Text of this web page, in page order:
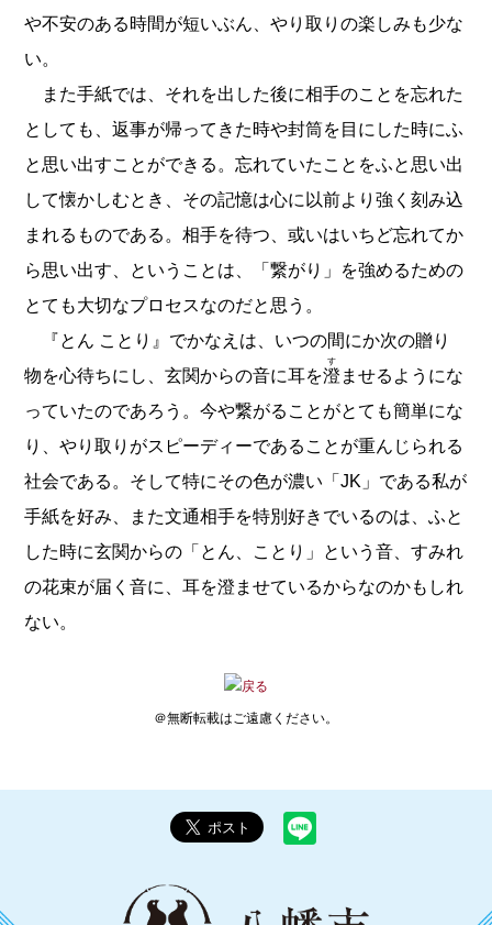
や不安のある時間が短いぶん、やり取りの楽しみも少な
い。
また手紙では、それを出した後に相手のことを忘れた
としても、返事が帰ってきた時や封筒を目にした時にふ
と思い出すことができる。忘れていたことをふと思い出
して懐かしむとき、その記憶は心に以前より強く刻み込
まれるものである。相手を待つ、或いはいちど忘れてか
ら思い出す、ということは、「繋がり」を強めるための
とても大切なプロセスなのだと思う。
『とん ことり』でかなえは、いつの間にか次の贈り
物を心待ちにし、玄関からの音に耳を澄
す
ませるようにな
っていたのであろう。今や繋がることがとても簡単にな
り、やり取りがスピーディーであることが重んじられる
社会である。そして特にその色が濃い「JK」である私が
手紙を好み、また文通相手を特別好きでいるのは、ふと
した時に玄関からの「とん、ことり」という音、すみれ
の花束が届く音に、耳を澄ませているからなのかもしれ
ない。
＠無断転載はご遠慮ください。